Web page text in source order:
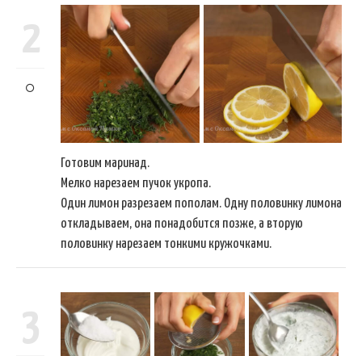
2
Готовим маринад.
Мелко нарезаем пучок укропа.
Один лимон разрезаем пополам. Одну половинку лимона
откладываем, она понадобится позже, а вторую
половинку нарезаем тонкими кружочками.
3